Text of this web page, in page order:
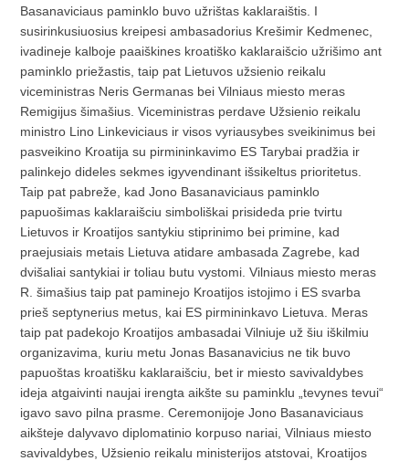
Basanaviciaus paminklo buvo užrištas kaklaraištis. I
susirinkusiuosius kreipesi ambasadorius Krešimir Kedmenec,
ivadineje kalboje paaiškines kroatiško kaklaraišcio užrišimo ant
paminklo priežastis, taip pat Lietuvos užsienio reikalu
viceministras Neris Germanas bei Vilniaus miesto meras
Remigijus šimašius. Viceministras perdave Užsienio reikalu
ministro Lino Linkeviciaus ir visos vyriausybes sveikinimus bei
pasveikino Kroatija su pirmininkavimo ES Tarybai pradžia ir
palinkejo dideles sekmes igyvendinant išsikeltus prioritetus.
Taip pat pabreže, kad Jono Basanaviciaus paminklo
papuošimas kaklaraišciu simboliškai prisideda prie tvirtu
Lietuvos ir Kroatijos santykiu stiprinimo bei primine, kad
praejusiais metais Lietuva atidare ambasada Zagrebe, kad
dvišaliai santykiai ir toliau butu vystomi. Vilniaus miesto meras
R. šimašius taip pat paminejo Kroatijos istojimo i ES svarba
prieš septynerius metus, kai ES pirmininkavo Lietuva. Meras
taip pat padekojo Kroatijos ambasadai Vilniuje už šiu iškilmiu
organizavima, kuriu metu Jonas Basanavicius ne tik buvo
papuoštas kroatišku kaklaraišciu, bet ir miesto savivaldybes
ideja atgaivinti naujai irengta aikšte su paminklu „tevynes tevui“
igavo savo pilna prasme. Ceremonijoje Jono Basanaviciaus
aikšteje dalyvavo diplomatinio korpuso nariai, Vilniaus miesto
savivaldybes, Užsienio reikalu ministerijos atstovai, Kroatijos